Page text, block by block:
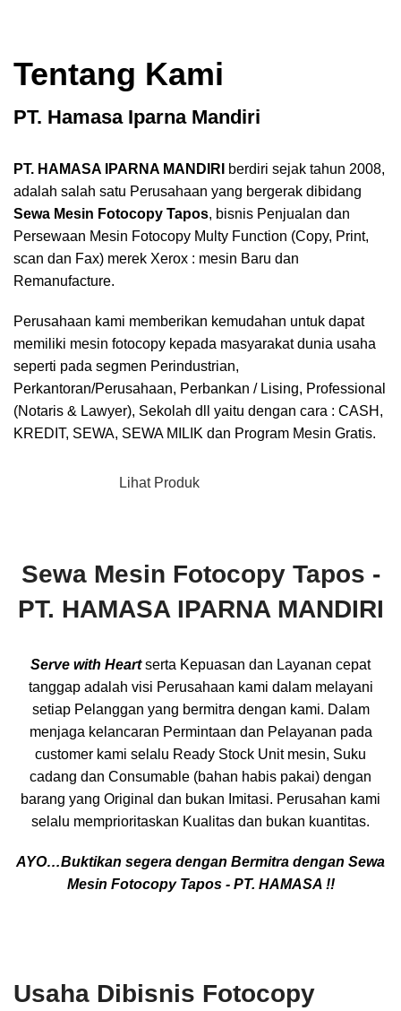
Tentang Kami
PT. Hamasa Iparna Mandiri
PT. HAMASA IPARNA MANDIRI
berdiri sejak tahun 2008,
adalah salah satu Perusahaan yang bergerak dibidang
Sewa Mesin Fotocopy Tapos, bisnis Penjualan dan
Persewaan Mesin Fotocopy Multy Function (Copy, Print,
scan dan Fax) merek Xerox : mesin Baru dan
Remanufacture.
Perusahaan kami memberikan kemudahan untuk dapat
memiliki mesin fotocopy kepada masyarakat dunia usaha
seperti pada segmen Perindustrian,
Perkantoran/Perusahaan, Perbankan / Lising, Professional
(Notaris & Lawyer), Sekolah dll yaitu dengan cara : CASH,
KREDIT, SEWA, SEWA MILIK dan Program Mesin Gratis.
Lihat Produk
Sewa Mesin Fotocopy Tapos -
PT. HAMASA IPARNA MANDIRI
Serve with Heartserta Kepuasan dan Layanan cepat
tanggap adalah visi Perusahaan kami dalam melayani
setiap Pelanggan yang bermitra dengan kami. Dalam
menjaga kelancaran Permintaan dan Pelayanan pada
customer kami selalu Ready Stock Unit mesin, Suku
cadang dan Consumable (bahan habis pakai) dengan
barang yang Original dan bukan Imitasi. Perusahan kami
selalu memprioritaskan Kualitas dan bukan kuantitas.
AYO…Buktikan segera dengan Bermitra dengan Sewa
Mesin Fotocopy Tapos - PT. HAMASA !!
Usaha Dibisnis Fotocopy